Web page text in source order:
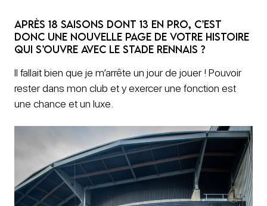
Après 18 saisons dont 13 en pro, c’est
donc une nouvelle page de votre histoire
qui s’ouvre avec le Stade Rennais ?
Il fallait bien que je m’arrête un jour de jouer ! Pouvoir
rester dans mon club et y exercer une fonction est
une chance et un luxe.